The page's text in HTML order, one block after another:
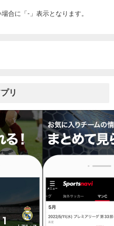
合に「-」表示となります。
リ